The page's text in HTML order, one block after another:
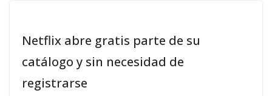
Netflix abre gratis parte de su
catálogo y sin necesidad de
registrarse